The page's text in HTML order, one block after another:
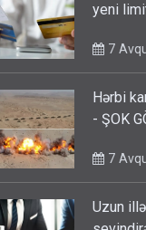
yeni
7
Hərbi
- ŞOK
7
Uzun